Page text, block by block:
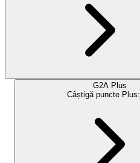
G2A Plus
Câștigă puncte Plus: